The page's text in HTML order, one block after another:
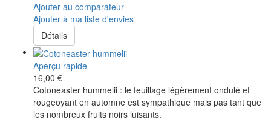
Ajouter au comparateur
Ajouter à ma liste d'envies
Détails
Aperçu rapide
16,00 €
Cotoneaster hummelii : le feuillage légèrement ondulé et
rougeoyant en automne est sympathique mais pas tant que
les nombreux fruits noirs luisants.